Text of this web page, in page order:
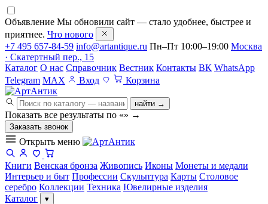
Объявление Мы обновили сайт — стало удобнее, быстрее и
приятнее. Что нового
+7 495 657-84-59 info@artantique.ru Пн–Пт 10:00–19:00 Москва
· Скатертный пер., 15
Каталог О нас Справочник Вестник Контакты ВК WhatsApp
Telegram MAX Вход Корзина
найти →
Показать все результаты по «» →
Заказать звонок
Открыть меню
Книги Венская бронза Живопись Иконы Монеты и медали
Интерьер и быт Профессии Скульптура Карты Столовое
серебро Коллекции Техника Ювелирные изделия
Каталог
▾